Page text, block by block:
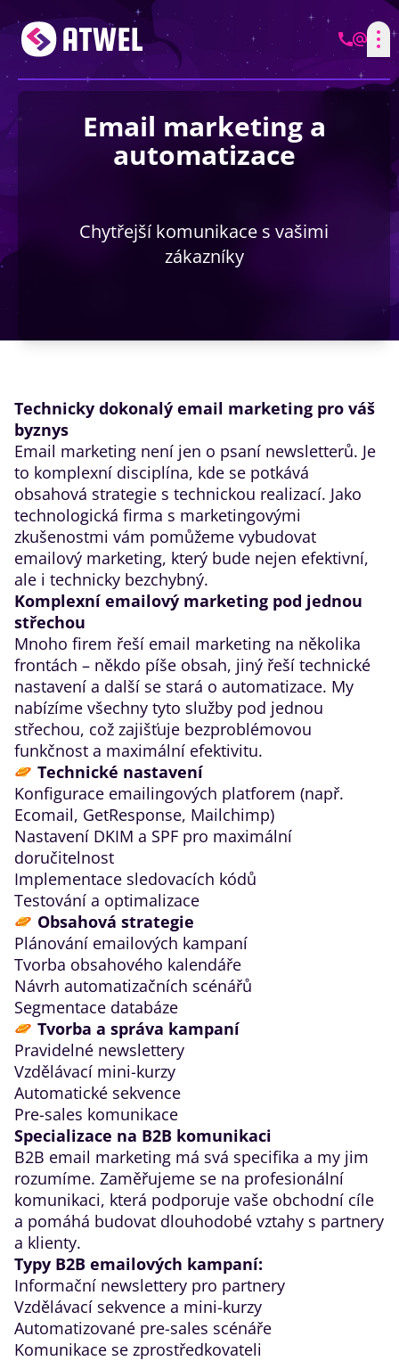
Email marketing a
automatizace
Chytřejší komunikace s vašimi
zákazníky
Technicky dokonalý email marketing pro váš
byznys
Email marketing není jen o psaní newsletterů. Je
to komplexní disciplína, kde se potkává
obsahová strategie s technickou realizací. Jako
technologická firma s marketingovými
zkušenostmi vám pomůžeme vybudovat
emailový marketing, který bude nejen efektivní,
ale i technicky bezchybný.
Komplexní emailový marketing pod jednou
střechou
Mnoho firem řeší email marketing na několika
frontách – někdo píše obsah, jiný řeší technické
nastavení a další se stará o automatizace. My
nabízíme všechny tyto služby pod jednou
střechou, což zajišťuje bezproblémovou
funkčnost a maximální efektivitu.
Technické nastavení
Konfigurace emailingových platforem (např.
Ecomail, GetResponse, Mailchimp)
Nastavení DKIM a SPF pro maximální
doručitelnost
Implementace sledovacích kódů
Testování a optimalizace
Obsahová strategie
Plánování emailových kampaní
Tvorba obsahového kalendáře
Návrh automatizačních scénářů
Segmentace databáze
Tvorba a správa kampaní
Pravidelné newslettery
Vzdělávací mini-kurzy
Automatické sekvence
Pre-sales komunikace
Specializace na B2B komunikaci
B2B email marketing má svá specifika a my jim
rozumíme. Zaměřujeme se na profesionální
komunikaci, která podporuje vaše obchodní cíle
a pomáhá budovat dlouhodobé vztahy s partnery
a klienty.
Typy B2B emailových kampaní:
Informační newslettery pro partnery
Vzdělávací sekvence a mini-kurzy
Automatizované pre-sales scénáře
Komunikace se zprostředkovateli